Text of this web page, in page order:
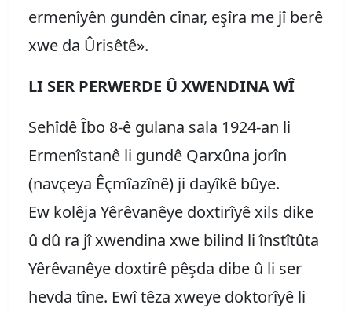
ermenîyên gundên cînar, eşîra me jî berê
xwe da Ûrisêtê».
LI SER PERWERDE Û XWENDINA WÎ
Sehîdê Îbo 8-ê gulana sala 1924-an li
Ermenîstanê li gundê Qarxûna jorîn
(navçeya Êçmîazînê) ji dayîkê bûye.
Ew kolêja Yêrêvanêye doxtirîyê xils dike
û dû ra jî xwendina xwe bilind li înstîtûta
Yêrêvanêye doxtirê pêşda dibe û li ser
hevda tîne. Ewî têza xweye doktorîyê li